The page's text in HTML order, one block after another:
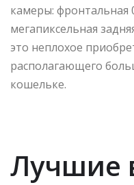
камеры: фронтальная
мегапиксельная
это неплохое
располагающего
кошельке.
Лучшие